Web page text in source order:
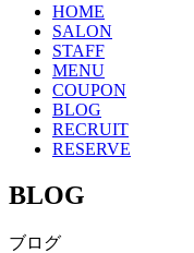
HOME
SALON
STAFF
MENU
COUPON
BLOG
RECRUIT
RESERVE
BLOG
ブログ